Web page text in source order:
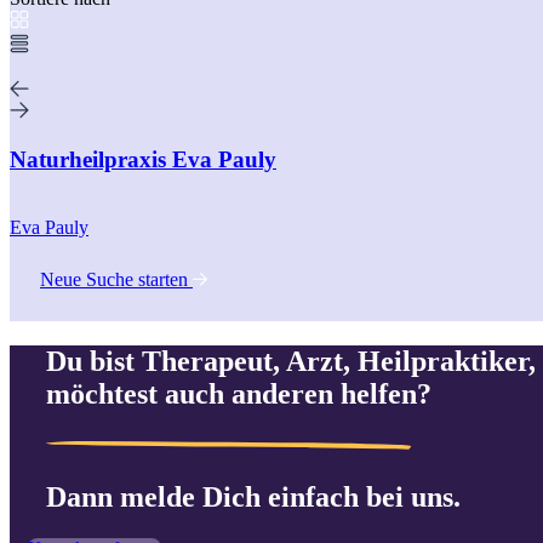
Naturheilpraxis Eva Pauly
Eva Pauly
Neue Suche starten
Du bist Therapeut, Arzt, Heilpraktiker,
möchtest auch anderen helfen?
Dann melde Dich einfach bei uns.